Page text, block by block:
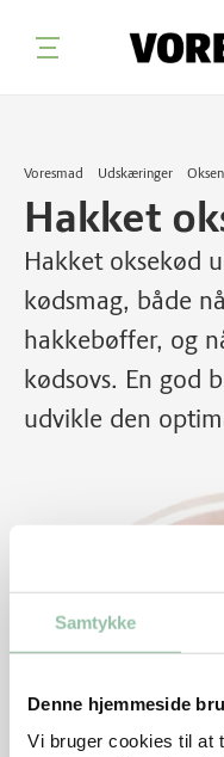
Samtykke
Denne hjemmeside
Vi bruger cookies til at
Voresmad Udskæringer
Hakket
Hakket oksekød
kødsmag, både
hakkebøffer, og
kødsovs. En god
udvikle den